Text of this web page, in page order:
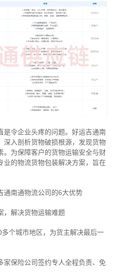
是令企业头疼的问题。好运吉通南
深入剖析货物破损根源，发现货物
。为保障客户的货物运输安全与财
业的物流货物包装解决方案，旨在
通南通物流公司的6大优势
，解决货物运输难题
个城市地区，为货主解决最后一
家保险公司签约专人全程负责、免